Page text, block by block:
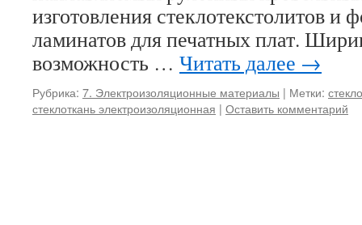
изготовления стеклотекстолитов и
ламинатов для печатных плат.
возможность … Читать далее →
Рубрика: 7. Электроизоляционные материалы | Метки:
стеклоткань электроизоляционная | Оставить комментарий